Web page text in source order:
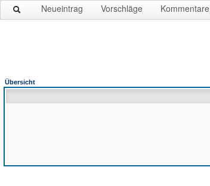
Neueintrag Vorschläge Kommentare
Übersicht